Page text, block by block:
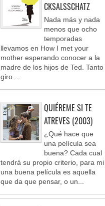
CKSALSSCHATZ
Nada más y nada
menos que ocho
temporadas
llevamos en How I met your
mother esperando conocer a la
madre de los hijos de Ted. Tanto
giro ...
QUIÉREME SI TE
ATREVES (2003)
¿Qué hace que
una película sea
buena? Cada cual
tendrá su propio criterio, para mi
una buena película es aquella
que da que pensar, o un...